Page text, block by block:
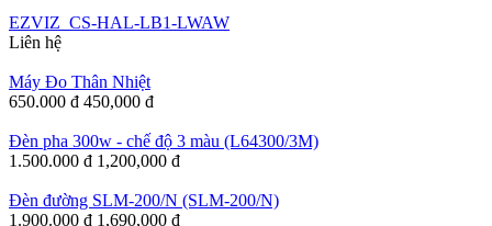
EZVIZ_CS-HAL-LB1-LWAW
Liên hệ
Máy Đo Thân Nhiệt
650.000 đ 450,000 đ
Đèn pha 300w - chế độ 3 màu (L64300/3M)
1.500.000 đ 1,200,000 đ
Đèn đường SLM-200/N (SLM-200/N)
1.900.000 đ 1,690,000 đ